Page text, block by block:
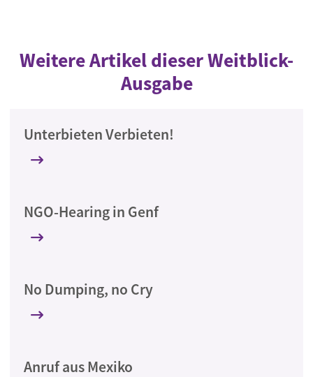
Weitere Artikel dieser Weitblick-
Ausgabe
Unterbieten Verbieten!
NGO-Hearing in Genf
No Dumping, no Cry
Anruf aus Mexiko